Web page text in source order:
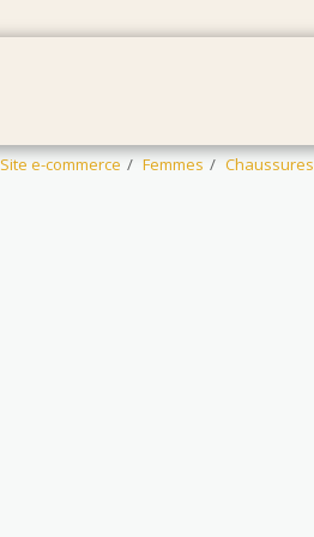
Site e-commerce Femmes Chaussures